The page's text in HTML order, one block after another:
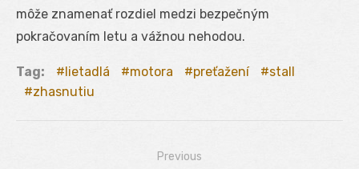
môže znamenať rozdiel medzi bezpečným
pokračovaním letu a vážnou nehodou.
Tag: lietadlá motora preťažení
stall
zhasnutiu
Previous